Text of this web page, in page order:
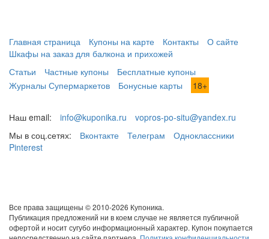
Главная страница Купоны на карте Контакты
О сайте
Шкафы на заказ для балкона и прихожей
Статьи
Частные купоны
Бесплатные купоны
Журналы Супермаркетов
Бонусные карты 18+
Наш email: info@kuponika.ru
vopros-po-situ@yandex.ru
Мы в соц.сетях:
Вконтакте Телеграм
Одноклассники
Pinterest
Все права защищены © 2010-2026 Купоника.
Публикация предложений ни в коем случае не является публичной
офертой и носит сугубо информационный характер. Купон покупается